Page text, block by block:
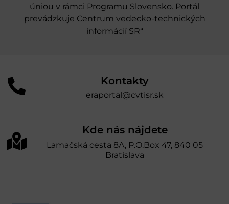
úniou v rámci Programu Slovensko. Portál
prevádzkuje Centrum vedecko-technických
informácií SR“
Kontakty
eraportal@cvtisr.sk
Kde nás nájdete
Lamačská cesta 8A, P.O.Box 47, 840 05
Bratislava